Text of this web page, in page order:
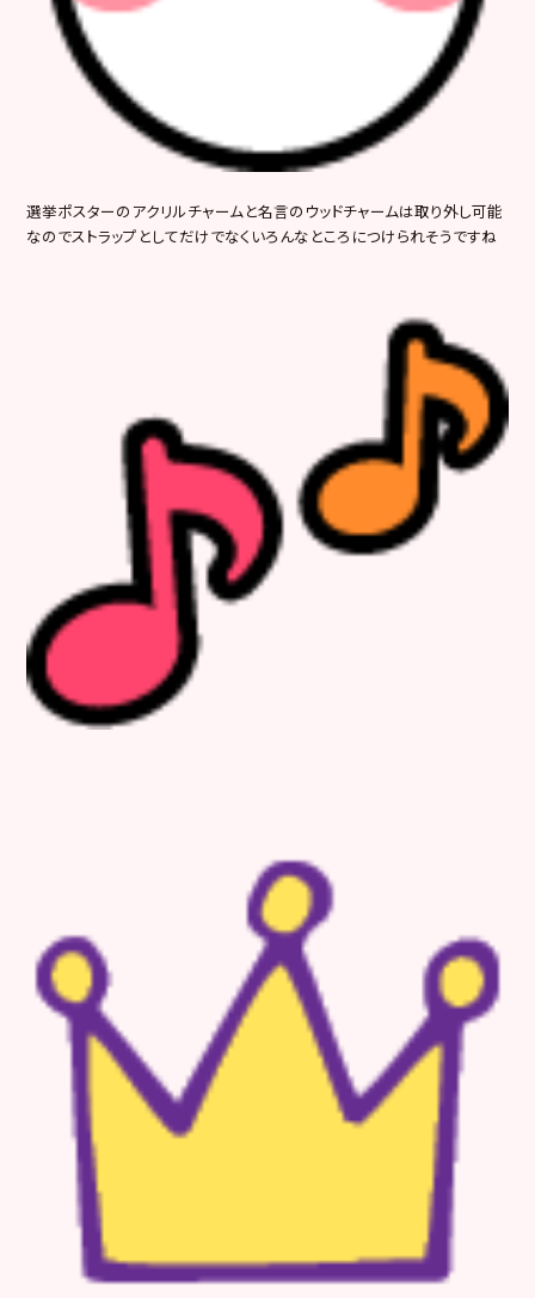
選挙ポスターのアクリルチャームと名言のウッドチャームは取り外し可能
なのでストラップとしてだけでなくいろんなところにつけられそうですね